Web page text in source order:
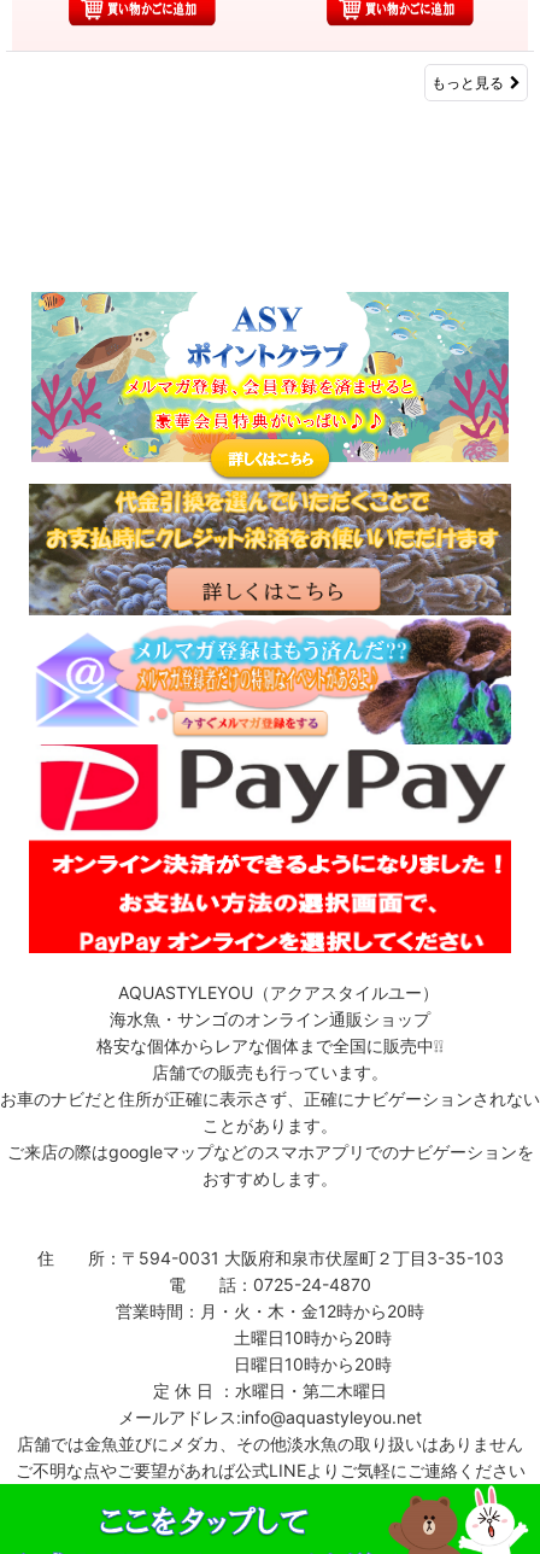
もっと見る
AQUASTYLEYOU（アクアスタイルユー）
海水魚・サンゴのオンライン通販ショップ
格安な個体からレアな個体まで全国に販売中❕❕
店舗での販売も行っています。
お車のナビだと住所が正確に表示さず、正確にナビゲーションされない
ことがあります。
ご来店の際はgoogleマップなどのスマホアプリでのナビゲーションを
おすすめします。
住 所：〒594-0031 大阪府和泉市伏屋町２丁目3-35-103
電 話：0725-24-4870
営業時間：月・火・木・金12時から20時
土曜日10時から20時
日曜日10時から20時
定 休 日 ：水曜日・第二木曜日
メールアドレス:info@aquastyleyou.net
店舗では金魚並びにメダカ、その他淡水魚の取り扱いはありません
ご不明な点やご要望があれば公式LINEよりご気軽にご連絡ください